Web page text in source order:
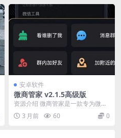
安卓软件
微商管家 v2.1.5高级版
资源介绍 微商管家是一款专为微
商、社交电商从业者与自由职业者
量身定制，集客户拓展...
3 月前 60 0